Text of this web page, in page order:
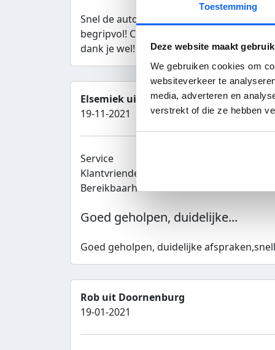
Toestemming
Deze website maakt
We gebruiken cookies om
websiteverkeer te
media, adverteren en
verstrekt of die ze hebben
Snel de auto verkocht tegen een
begripvol! Communicatie was goed en
dank je wel!
Elsemiek uit Deventer
19-11-2021
Service
Klantvriendelijk
Bereikbaarheid
9
Goed geholpen, duidelijke...
Goed geholpen, duidelijke
Rob uit Doornenburg
19-01-2021